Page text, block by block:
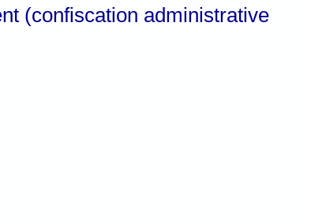
(confiscation administrative